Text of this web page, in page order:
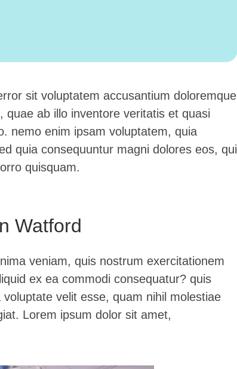
sit voluptatem accusantium doloremque
ab illo inventore veritatis et quasi
nemo enim ipsam voluptatem, quia
quia consequuntur magni dolores eos, qui
quisquam.
Watford
veniam, quis nostrum exercitationem
ex ea commodi consequatur? quis
velit esse, quam nihil molestiae
Lorem ipsum dolor sit amet,